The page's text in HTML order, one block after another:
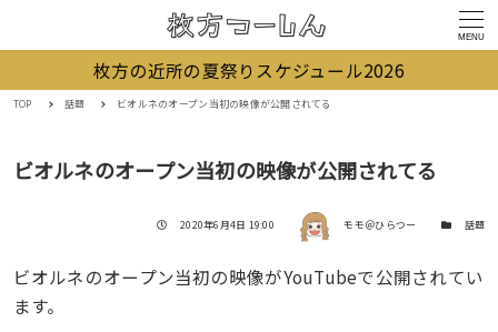
MENU
枚方の近所の夏祭りスケジュール2026
TOP 話題 ビオルネのオープン当初の映像が公開されてる
ビオルネのオープン当初の映像が公開されてる
投稿日
2020年6月4日 19:00 著者 モモ＠ひらつー カテゴリー
話題
ビオルネのオープン当初の映像がYouTubeで公開されてい
ます。